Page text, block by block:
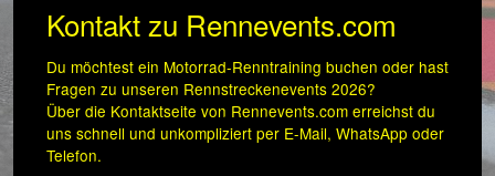
Kontakt zu Rennevents.com
Du möchtest ein Motorrad-Renntraining buchen oder hast
Fragen zu unseren Rennstreckenevents 2026?
Über die Kontaktseite von Rennevents.com erreichst du
uns schnell und unkompliziert per E-Mail, WhatsApp oder
Telefon.